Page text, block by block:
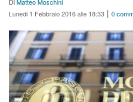
DiMatteo Moschini
Lunedi 1 Febbraio 2016 alle 18:33 | 0